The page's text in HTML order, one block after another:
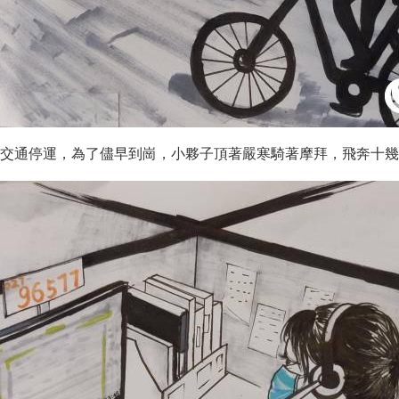
通停運，為了儘早到崗，小夥子頂著嚴寒騎著摩拜，飛奔十